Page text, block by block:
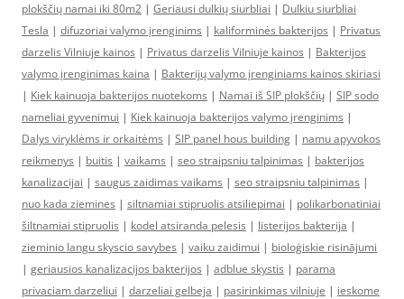
plokščių namai iki 80m2 | Geriausi dulkių siurbliai | Dulkiu siurbliai
Tesla | difuzoriai valymo įrenginims | kaliforminės bakterijos | Privatus
darzelis Vilniuje kainos | Privatus darzelis Vilniuje kainos | Bakterijos
valymo įrenginimas kaina | Bakterijų valymo įrenginiams kainos skiriasi
| Kiek kainuoja bakterijos nuotekoms | Namai iš SIP plokščių | SIP sodo
nameliai gyvenimui | Kiek kainuoja bakterijos valymo įrenginims |
Dalys viryklėms ir orkaitėms | SIP panel hous building | namu apyvokos
reikmenys | buitis | vaikams | seo straipsniu talpinimas | bakterijos
kanalizacijai | saugus zaidimas vaikams | seo straipsniu talpinimas |
nuo kada ziemines | siltnamiai stipruolis atsiliepimai | polikarbonatiniai
šiltnamiai stipruolis | kodel atsiranda pelesis | listerijos bakterija |
zieminio langu skyscio savybes | vaiku zaidimui | bioloģiskie risinājumi
| geriausios kanalizacijos bakterijos | adblue skystis | parama
privaciam darzeliui | darzeliai gelbeja | pasirinkimas vilniuje | ieskome